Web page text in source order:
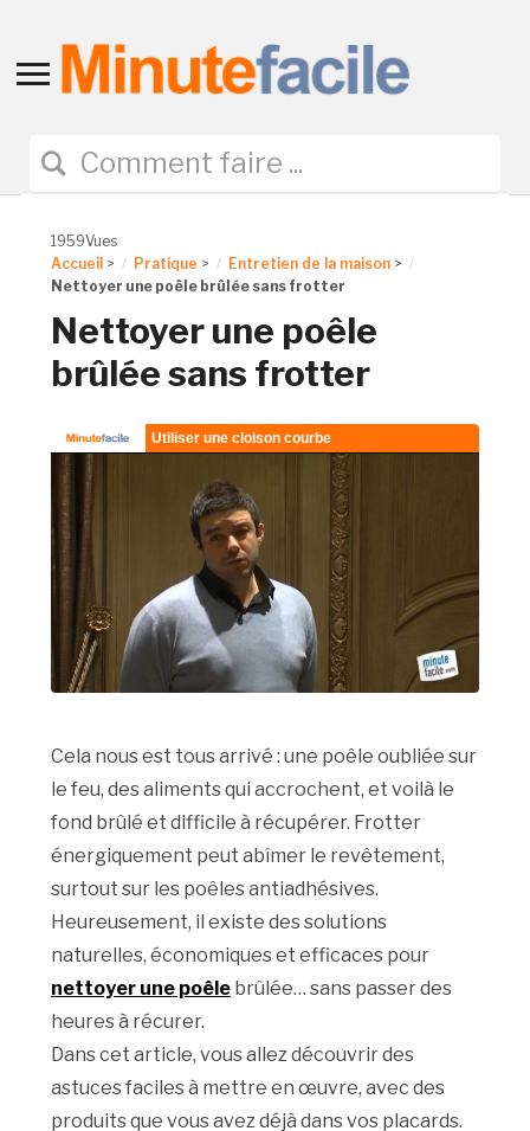
Toggle
navigation
1959Vues
Accueil > Pratique > Entretien de la maison >
Nettoyer une poêle brûlée sans frotter
Nettoyer une poêle
brûlée sans frotter
Cela nous est tous arrivé : une poêle oubliée sur
le feu, des aliments qui accrochent, et voilà le
fond brûlé et difficile à récupérer. Frotter
énergiquement peut abîmer le revêtement,
surtout sur les poêles antiadhésives.
Heureusement, il existe des solutions
naturelles, économiques et efficaces pour
nettoyer une poêle brûlée… sans passer des
heures à récurer.
Dans cet article, vous allez découvrir des
astuces faciles à mettre en œuvre, avec des
produits que vous avez déjà dans vos placards.